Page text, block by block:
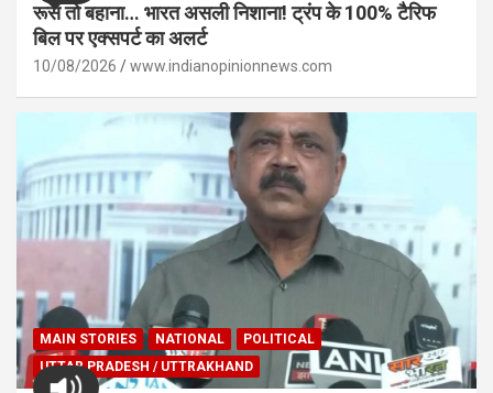
रूस तो बहाना… भारत असली निशाना! ट्रंप के 100% टैरिफ
बिल पर एक्सपर्ट का अलर्ट
10/08/2026 www.indianopinionnews.com
MAIN STORIES NATIONAL
POLITICAL
UTTAR PRADESH / UTTRAKHAND